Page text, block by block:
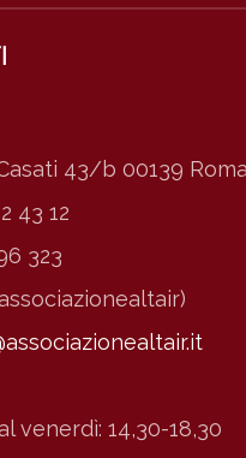
43/b 00139 Roma
43 12
323
venerdì: 14,30-18,30